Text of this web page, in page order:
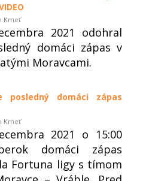
Kmeť
2021 odohral
domáci zápas v
Moravcami.
posledný domáci zápas
Kmeť
2021 o 15:00
domáci zápas
Fortuna ligy s tímom